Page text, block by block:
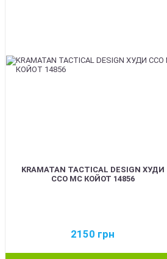
KRAMATAN TACTICAL DESIGN ХУДИ
ССО МС КОЙОТ 14856
2150 грн